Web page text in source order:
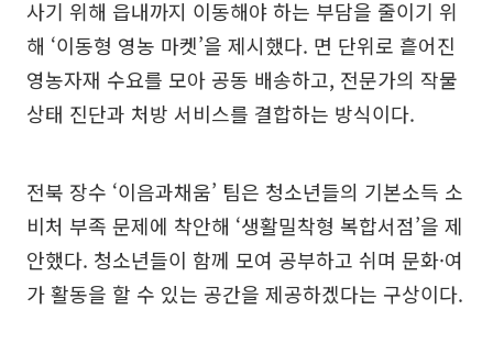
사기 위해 읍내까지 이동해야 하는 부담을 줄이기 위
해 ‘이동형 영농 마켓’을 제시했다. 면 단위로 흩어진
영농자재 수요를 모아 공동 배송하고, 전문가의 작물
상태 진단과 처방 서비스를 결합하는 방식이다.
전북 장수 ‘이음과채움’ 팀은 청소년들의 기본소득 소
비처 부족 문제에 착안해 ‘생활밀착형 복합서점’을 제
안했다. 청소년들이 함께 모여 공부하고 쉬며 문화·여
가 활동을 할 수 있는 공간을 제공하겠다는 구상이다.